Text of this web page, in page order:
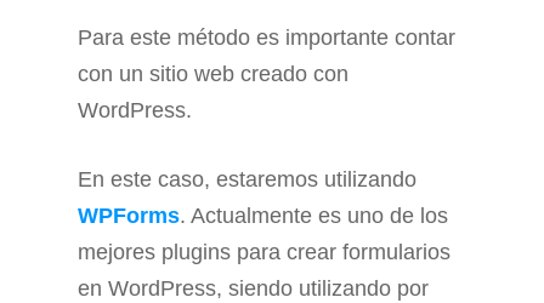
Para este método es importante contar
con un sitio web creado con
WordPress.
En este caso, estaremos utilizando
WPForms. Actualmente es uno de los
mejores plugins para crear formularios
en WordPress, siendo utilizando por